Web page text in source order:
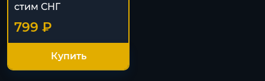
cтим СНГ
799 ₽
Купить